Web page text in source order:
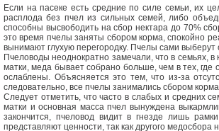
Если на пасеке есть средние по силе семьи, их
расплода без пчел из сильных семей, либо
способны высвободить на сбор нектара до 70%
это время пчелы заняты сбором корма, спокойно
вынимают глухую перегородку. Пчелы сами
Пчеловоды неоднократно замечали, что в семьях,
матки, меда бывает собрано больше, чем в тех, где
ослаблены. Объясняется это тем, что из-за
следовательно, все пчелы занимались сбором
Следует отметить, что часто в слабых и средних
матки и основная масса пчел вынуждена
закончится, пчеловод видит в гнезде лишь
представляют ценности, так как другого